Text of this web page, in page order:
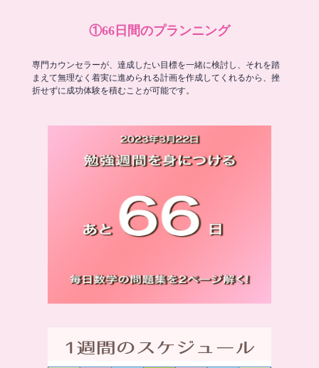
①66日間のプランニング
専門カウンセラーが、達成したい目標を一緒に検討し、それを踏
まえて無理なく着実に進められる計画を作成してくれるから、挫
折せずに成功体験を積むことが可能です。